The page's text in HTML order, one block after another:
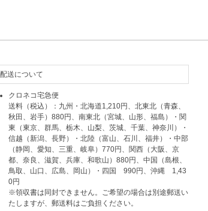
配送について
クロネコ宅急便
送料（税込）：九州・北海道1,210円、北東北（青森、
秋田、岩手）880円、南東北（宮城、山形、福島）・関
東（東京、群馬、栃木、山梨、茨城、千葉、神奈川）・
信越（新潟、長野）・北陸（富山、石川、福井）・中部
（静岡、愛知、三重、岐阜）770円、関西（大阪、京
都、奈良、滋賀、兵庫、和歌山）880円、中国（島根、
鳥取、山口、広島、岡山）・四国 990円、沖縄 1,43
0円
※領収書は同封できません。ご希望の場合は別途郵送い
たしますが、郵送料はご負担ください。